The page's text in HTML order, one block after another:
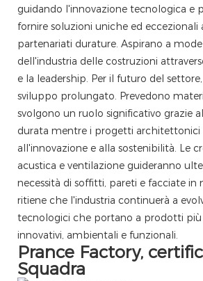
guidando l'innovazione tecnologica e
fornire soluzioni uniche ed eccezionali
partenariati durature. Aspirano a
dell'industria delle costruzioni
e la leadership. Per il futuro del
sviluppo prolungato. Prevedono
svolgono un ruolo significativo grazie
durata mentre i progetti architettonici
all'innovazione e alla sostenibilità. Le
acustica e ventilazione guideranno
necessità di soffitti, pareti e facciate in
ritiene che l'industria continuerà a
tecnologici che portano a prodotti più
innovativi, ambientali e funzionali.
Prance Factory,
Squadra